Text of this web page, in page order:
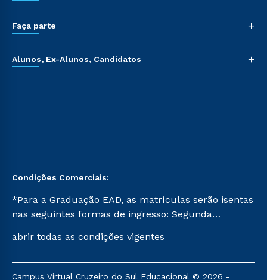
Faça parte +
Alunos, Ex-Alunos, Candidatos +
Condições Comerciais:
*Para a Graduação EAD, as matrículas serão isentas
nas seguintes formas de ingresso: Segunda
Já para as demais, a taxa de matrícula será de R$
mencionadas são referentes aos cursos: Ensino
abrir todas as condições vigentes
Campus Virtual Cruzeiro do Sul Educacional © 2026 -